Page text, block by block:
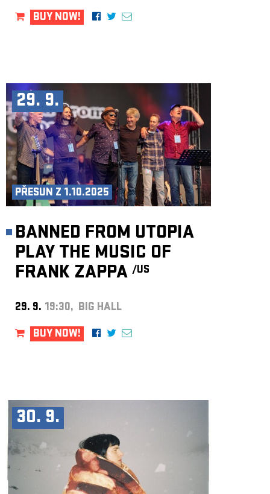
BUY NOW!
29. 9.
PŘESUN Z 1.10.2025
BANNED FROM UTOPIA
PLAY THE MUSIC OF
FRANK ZAPPA /US
29. 9. 19:30, BIG HALL
BUY NOW!
30. 9.